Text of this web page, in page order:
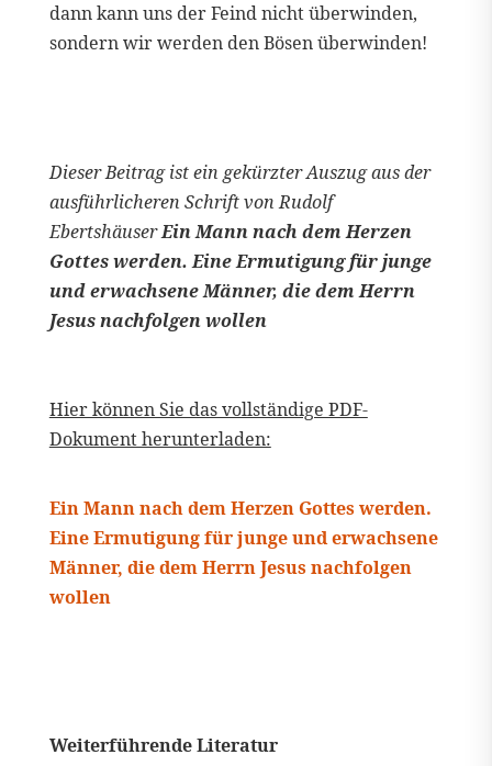
dann kann uns der Feind nicht überwinden,
sondern wir werden den Bösen überwinden!
Dieser Beitrag ist ein gekürzter Auszug aus der
ausführlicheren Schrift von Rudolf
EbertshäuserEin Mann nach dem Herzen
Gottes werden. Eine Ermutigung für junge
und erwachsene Männer, die dem Herrn
Jesus nachfolgen wollen
Hier können Sie das vollständige PDF-
Dokument herunterladen:
Ein Mann nach dem Herzen Gottes werden.
Eine Ermutigung für junge und erwachsene
Männer, die dem Herrn Jesus nachfolgen
wollen
Weiterführende Literatur